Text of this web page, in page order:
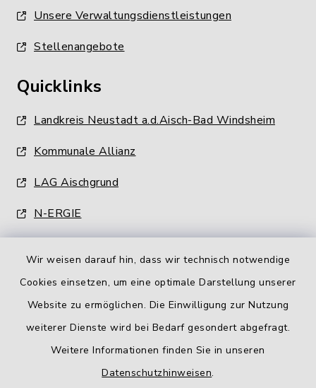
Wir weisen darauf hin, dass wir technisch notwendige
Cookies einsetzen, um eine optimale Darstellung unserer
Website zu ermöglichen. Die Einwilligung zur Nutzung
weiterer Dienste wird bei Bedarf gesondert abgefragt.
Weitere Informationen finden Sie in unseren
Datenschutzhinweisen.
Unsere Verwaltungsdienstleistungen
Stellenangebote
Quicklinks
Landkreis Neustadt a.d.Aisch-Bad Windsheim
Kommunale Allianz
LAG Aischgrund
N-ERGIE
Barrierefreiheit